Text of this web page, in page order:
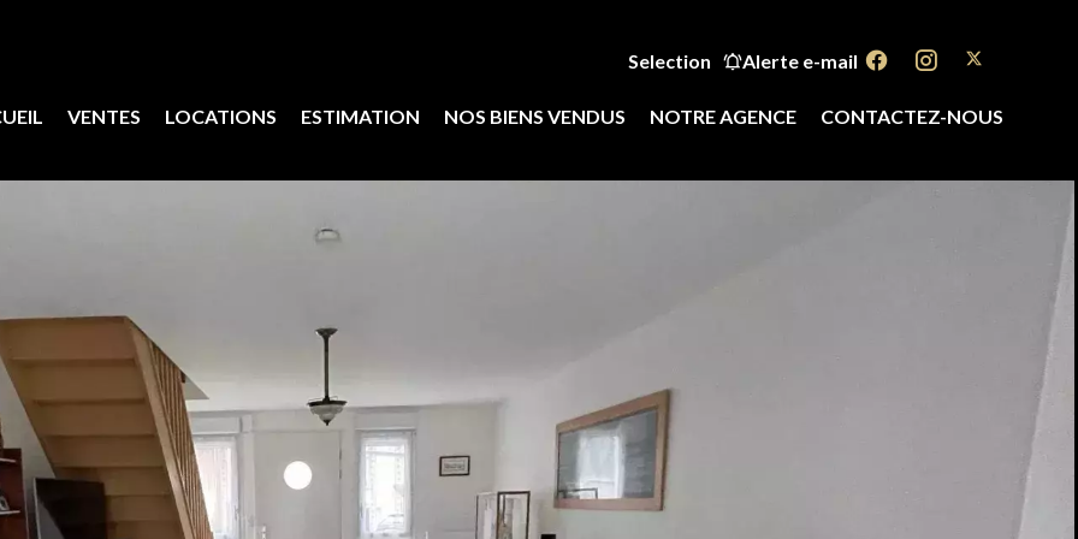
Selection Alerte e-mail
VENTES LOCATIONS ESTIMATION NOS BIENS VENDUS NOTRE AGENCE CONTACTEZ-NOUS